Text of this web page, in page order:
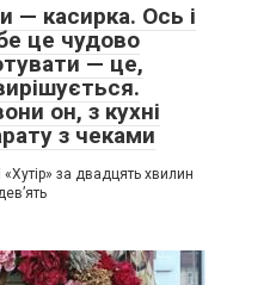
— касирка. Ось і
це чудово
— це,
он, з кухні
з чеками
за двадцять хвилин